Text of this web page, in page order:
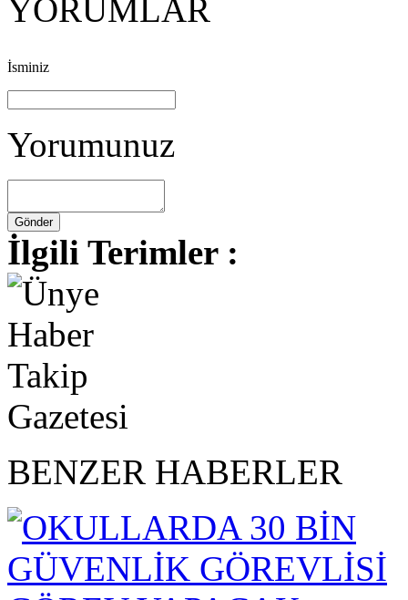
YORUMLAR
İsminiz
Yorumunuz
İlgili Terimler :
BENZER HABERLER